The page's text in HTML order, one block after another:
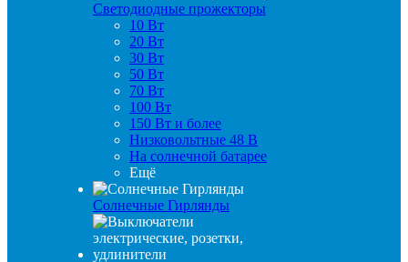
Светодиодные прожекторы
10 Вт
20 Вт
30 Вт
50 Вт
70 Вт
100 Вт
150 Вт и более
Низковольтные 48 В
На солнечной батарее
Ещё
Солнечные Гирлянды